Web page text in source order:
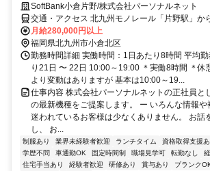
SoftBank小倉片野/株式会社パーソナルネット
交通・アクセス 北九州モノレール「片野駅」か
能（専用駐車場あり）
月給280,000円以上
福岡県北九州市小倉北区
勤務時間詳細 実働時間：1日あたり8時間 平均
り21日 〜 22日 10:00～19:00 ＊実働8時間 ＊
より変動はありますが 基本は10:00～19...
仕事内容 株式会社パーソナルネットの正社員と
の最新機種をご提案します。 ー いろんな情報や
迷われているお客様は少なくありません。 お話
し、 お...
制服あり 業界未経験者歓迎 ランチタイム 資格取得支援あ
学歴不問
車通勤OK 固定時間制 職場見学可 転勤なし
住宅手当あり
経験者歓迎 研修あり 賞与あり ブランク